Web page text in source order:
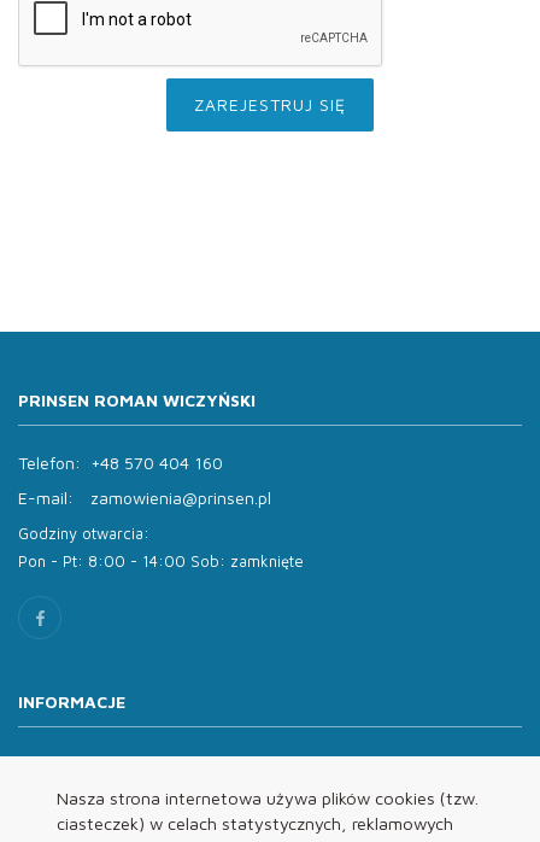
Nasza strona internetowa używa plików cookies (tzw.
ciasteczek) w celach statystycznych, reklamowych
ZAREJESTRUJ SIĘ
PRINSEN ROMAN WICZYŃSKI
Telefon:
+48 570 404 160
E-mail:
zamowienia@prinsen.pl
Godziny otwarcia:
Pon - Pt: 8:00 - 14:00 Sob: zamknięte
INFORMACJE
Oferta
Kontakt